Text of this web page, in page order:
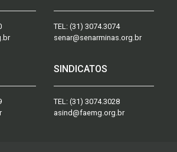
TEL: (31) 3074.3074
senar@senarminas.org.br
SINDICATOS
TEL: (31) 3074.3028
asind@faemg.org.br